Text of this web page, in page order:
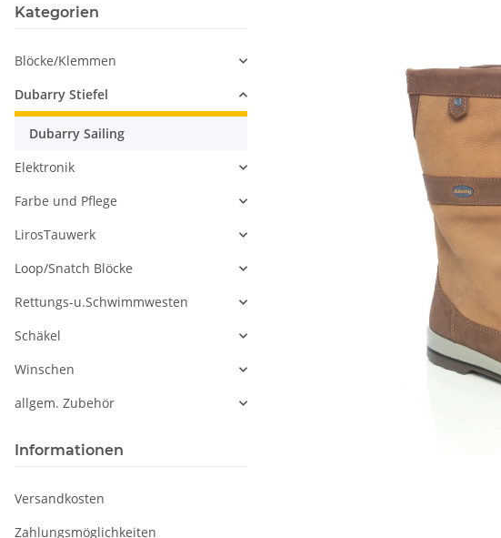
Kategorien
Blöcke/Klemmen
Dubarry Stiefel
Dubarry Sailing
Elektronik
Farbe und Pflege
LirosTauwerk
Loop/Snatch Blöcke
Rettungs-u.Schwimmwesten
Schäkel
Winschen
allgem. Zubehör
Informationen
Versandkosten
Zahlungsmöglichkeiten